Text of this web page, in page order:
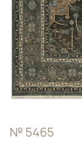
№ 5465